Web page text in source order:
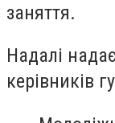
заняття.
Надалі
керівників